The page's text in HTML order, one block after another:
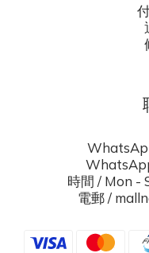
時間 / Mon -
電郵 /